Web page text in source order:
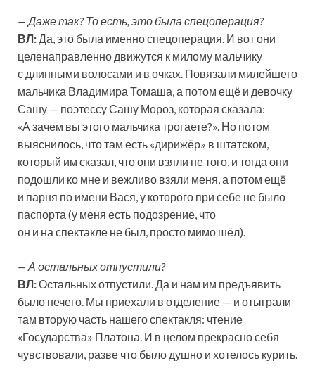
— Даже так? То есть, это была спецоперация?
ВЛ:Да, это была именно спецоперация. И вот они
целенаправленно движутся к милому мальчику
с длинными волосами и в очках. Повязали милейшего
мальчика Владимира Томаша, а потом ещё и девочку
Сашу — поэтессу Сашу Мороз, которая сказала:
«А зачем вы этого мальчика трогаете?». Но потом
выяснилось, что там есть «дирижёр» в штатском,
который им сказал, что они взяли не того, и тогда они
подошли ко мне и вежливо взяли меня, а потом ещё
и парня по имени Вася, у которого при себе не было
паспорта (у меня есть подозрение, что
он и на спектакле не был, просто мимо шёл).
— А остальных отпустили?
ВЛ:Остальных отпустили. Да и нам им предъявить
было нечего. Мы приехали в отделение — и отыграли
там вторую часть нашего спектакля: чтение
«Государства» Платона. И в целом прекрасно себя
чувствовали, разве что было душно и хотелось курить.